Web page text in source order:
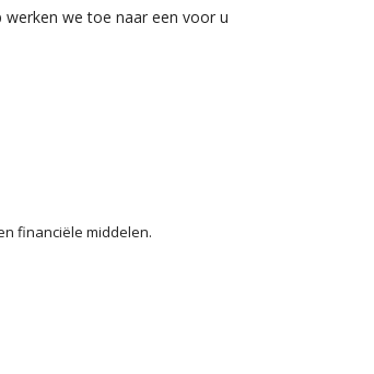
we toe naar een voor u
financiële middelen.